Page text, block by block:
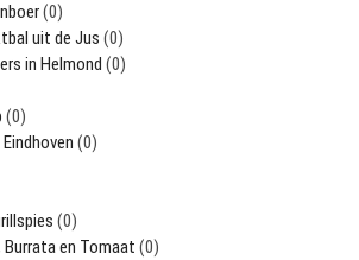
(0)
uit de Jus (0)
in Helmond (0)
(0)
(0)
(0)
Burrata en Tomaat (0)